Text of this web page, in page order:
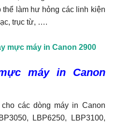
làm hư hỏng các linh kiện
trục từ, ….
mực máy in Canon 2900
máy in Canon
các dòng máy in Canon
LBP6250, LBP3100,